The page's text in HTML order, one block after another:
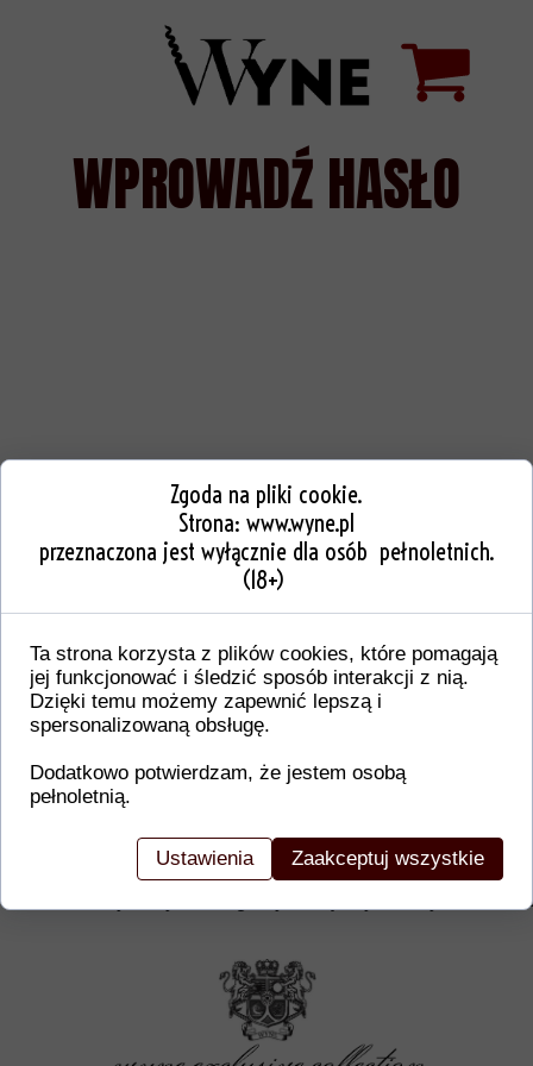
WPROWADŹ HASŁO
Dodatkowe informacje o produkcie
W tej sekcji warto umieścić istotne informacje,
gwarancji, zalecenia dotyczące montażu/
certyfikaty lub nagrody. Dzięki tym danym
Zgoda na pliki cookie.
Strona: www.wyne.pl
przeznaczona jest wyłącznie dla osób pełnoletnich.
(18+)
Ta strona korzysta z plików cookies, które pomagają
jej funkcjonować i śledzić sposób interakcji z nią.
Dzięki temu możemy zapewnić lepszą i
spersonalizowaną obsługę.
Dodatkowo potwierdzam, że jestem osobą
pełnoletnią.
Ustawienia Zaakceptuj wszystkie